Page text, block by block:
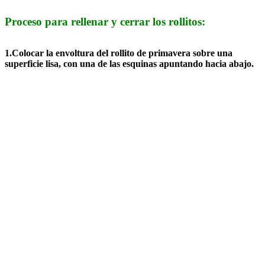
Proceso para rellenar y cerrar los rollitos:
1.Colocar la envoltura del rollito de primavera sobre una
superficie lisa, con una de las esquinas apuntando hacia abajo.